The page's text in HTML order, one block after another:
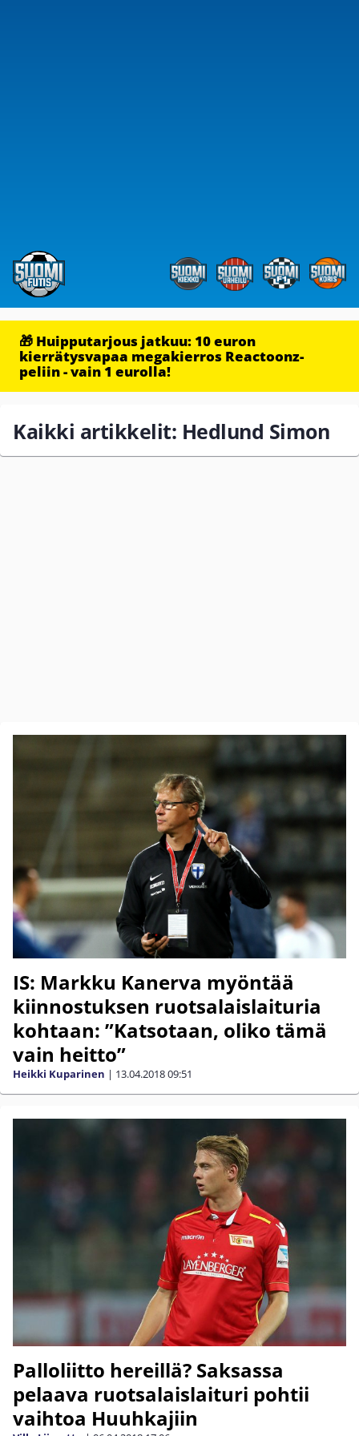
🎁 Huipputarjous jatkuu: 10 euron
kierrätysvapaa megakierros Reactoonz-
peliin - vain 1 eurolla!
Kaikki artikkelit: Hedlund Simon
IS: Markku Kanerva myöntää
kiinnostuksen ruotsalaislaituria
kohtaan: ”Katsotaan, oliko tämä
vain heitto”
Heikki Kuparinen | 13.04.201809:51
Palloliitto hereillä? Saksassa
pelaava ruotsalaislaituri pohtii
vaihtoa Huuhkajiin